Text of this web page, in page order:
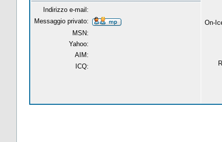
On-
Indirizzo e-mail:
Messaggio privato:
MSN:
Yahoo:
AIM:
ICQ: